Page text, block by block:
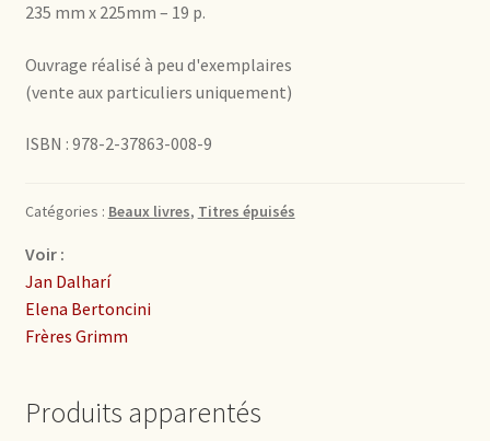
235 mm x 225mm – 19 p.
Ouvrage réalisé à peu d'exemplaires
(vente aux particuliers uniquement)
ISBN : 978-2-37863-008-9
Catégories : Beaux livres, Titres épuisés
Voir :
Jan Dalharí
Elena Bertoncini
Frères Grimm
Produits apparentés